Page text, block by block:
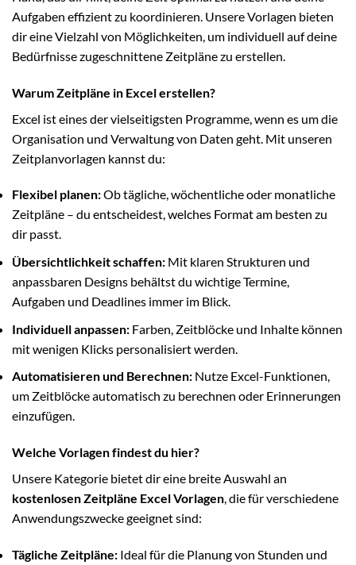
Aufgaben effizient zu koordinieren. Unsere Vorlagen bieten
dir eine Vielzahl von Möglichkeiten, um individuell auf deine
Bedürfnisse zugeschnittene Zeitpläne zu erstellen.
Warum Zeitpläne in Excel erstellen?
Excel ist eines der vielseitigsten Programme, wenn es um die
Organisation und Verwaltung von Daten geht. Mit unseren
Zeitplanvorlagen kannst du:
Flexibel planen:Ob tägliche, wöchentliche oder monatliche
Zeitpläne – du entscheidest, welches Format am besten zu
dir passt.
Übersichtlichkeit schaffen: Mit klaren Strukturen und
anpassbaren Designs behältst du wichtige Termine,
Aufgaben und Deadlines immer im Blick.
Individuell anpassen: Farben, Zeitblöcke und Inhalte können
mit wenigen Klicks personalisiert werden.
Automatisieren und Berechnen: Nutze Excel-Funktionen,
um Zeitblöcke automatisch zu berechnen oder Erinnerungen
einzufügen.
Welche Vorlagen findest du hier?
Unsere Kategorie bietet dir eine breite Auswahl an
kostenlosen Zeitpläne Excel Vorlagen, die für verschiedene
Anwendungszwecke geeignet sind:
Tägliche Zeitpläne: Ideal für die Planung von Stunden und